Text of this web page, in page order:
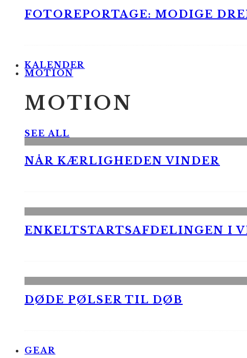
FOTOREPORTAGE: MODIGE
KALENDER
MOTION
MOTION
SEE ALL
NÅR KÆRLIGHEDEN VINDER
ENKELTSTARTSAFDELINGEN I
DØDE PØLSER TIL DØB
GEAR